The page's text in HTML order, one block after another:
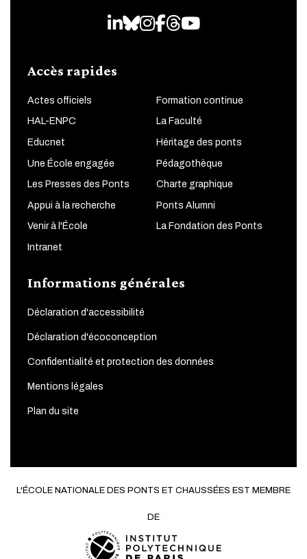
LinkedIn
Bluesky
Instagram
Facebook
Threads
Youtube
Accès rapides
Actes officiels Formation continue
HAL-ENPC La Faculté
Educnet Héritage des ponts
Une École engagée Pédagothèque
Les Presses des Ponts Charte graphique
Appui à la recherche Ponts Alumni
Venir à l'École La Fondation des Ponts
Intranet
Informations générales
Déclaration d'accessibilité
Déclaration d'écoconception
Confidentialité et protection des données
Mentions légales
Plan du site
L'ÉCOLE NATIONALE DES PONTS ET CHAUSSÉES EST MEMBRE
DE